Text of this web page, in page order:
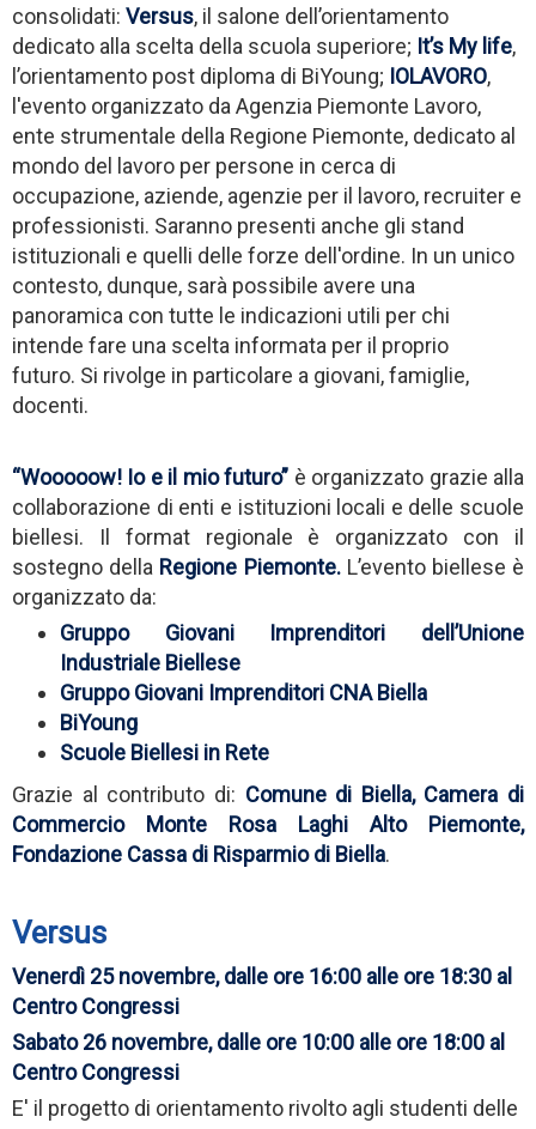
consolidati: Versus, il salone dell’orientamento
dedicato alla scelta della scuola superiore; It’s My life,
l’orientamento post diploma di BiYoung; IOLAVORO,
l'evento organizzato da Agenzia Piemonte Lavoro,
ente strumentale della Regione Piemonte, dedicato al
mondo del lavoro per persone in cerca di
occupazione, aziende, agenzie per il lavoro, recruiter e
professionisti. Saranno presenti anche gli stand
istituzionali e quelli delle forze dell'ordine. In un unico
contesto, dunque, sarà possibile avere una
panoramica con tutte le indicazioni utili per chi
intende fare una scelta informata per il proprio
futuro. Si rivolge in particolare a giovani, famiglie,
docenti.
“Wooooow! Io e il mio futuro” è organizzato grazie alla
collaborazione di enti e istituzioni locali e delle scuole
biellesi. Il format regionale è organizzato con il
sostegno della Regione Piemonte.L’evento biellese è
organizzato da:
Gruppo Giovani Imprenditori dell’Unione
Industriale Biellese
Gruppo Giovani Imprenditori CNA Biella
BiYoung
Scuole Biellesi in Rete
Grazie al contributo di: Comune di Biella, Camera di
Commercio Monte Rosa Laghi Alto Piemonte,
Fondazione Cassa di Risparmio di Biella.
Versus
Venerdì 25 novembre, dalle ore 16:00 alle ore 18:30 al
Centro Congressi
Sabato 26 novembre, dalle ore 10:00 alle ore 18:00 al
Centro Congressi
E' il progetto di orientamento rivolto agli studenti delle